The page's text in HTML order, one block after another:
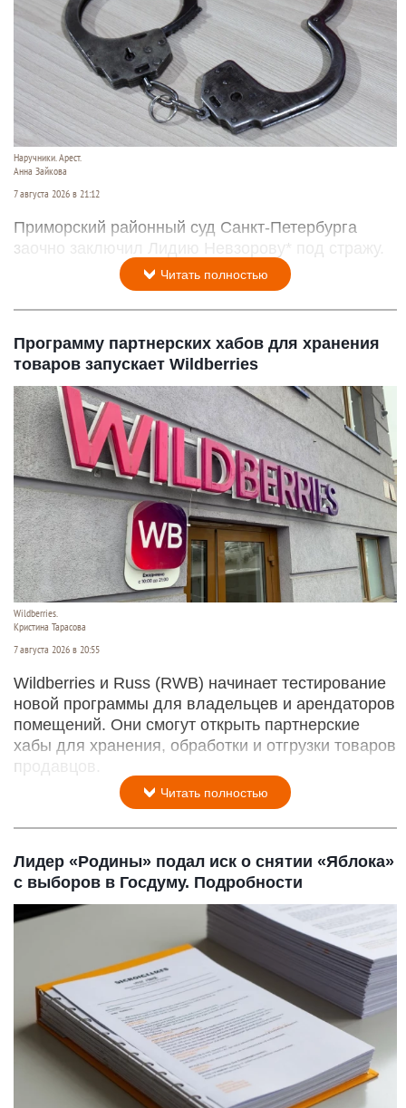
Наручники. Арест.
Анна Зайкова
7 августа 2026 в 21:12
Приморский районный суд Санкт-Петербурга
заочно заключил Лидию Невзорову* под стражу.
Читать полностью
Программу партнерских хабов для хранения
товаров запускает Wildberries
Wildberries.
Кристина Тарасова
7 августа 2026 в 20:55
Wildberries и Russ (RWB) начинает тестирование
новой программы для владельцев и арендаторов
помещений. Они смогут открыть партнерские
хабы для хранения, обработки и отгрузки товаров
продавцов.
Читать полностью
Лидер «Родины» подал иск о снятии «Яблока»
с выборов в Госдуму. Подробности